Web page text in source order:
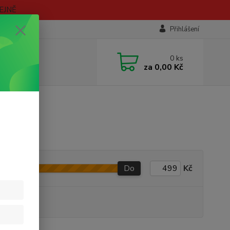
Přihlášení
0 ks
za 0,00 Kč
Do Kč